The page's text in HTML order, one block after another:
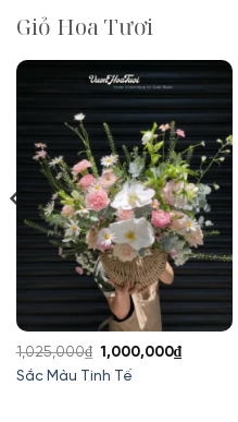
Giỏ Hoa Tươi
Sắc Màu Tinh Tế
1,025,000₫ Giá
gốc
1,000,000₫Giá